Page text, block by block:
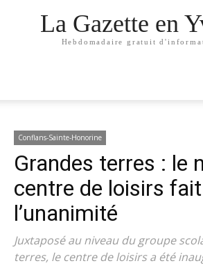
La Gazette en
Hebdomadaire gratuit
Conflans-Sainte-Honorine
Grandes terres : le
centre de loisirs fait
l’unanimité
Juxtaposé au niveau du groupe
terres, le centre de loisirs a été